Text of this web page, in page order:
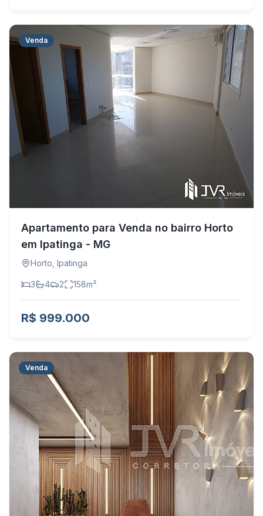
Venda
Apartamento para Venda no bairro Horto
em Ipatinga - MG
Horto Ipatinga
3 4 2 158m²
R$ 999.000
Venda